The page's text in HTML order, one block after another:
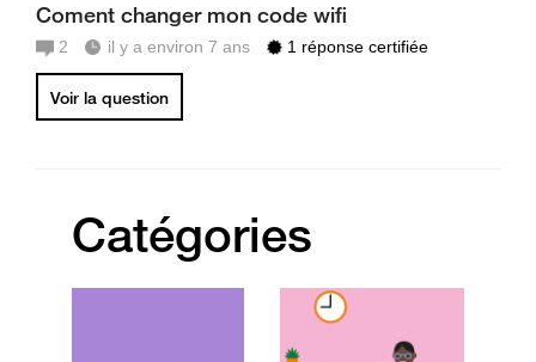
Coment changer mon code wifi
2 il y a environ 7 ans 1 réponse certifiée
Voir la question
Catégories